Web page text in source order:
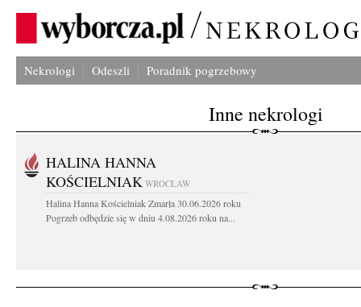
Nekrologi Odeszli Poradnik pogrzebowy
Inne nekrologi
HALINA HANNA
KOŚCIELNIAK WROCŁAW
Halina Hanna Kościelniak Zmarła 30.06.2026 roku
Pogrzeb odbędzie się w dniu 4.08.2026 roku na...